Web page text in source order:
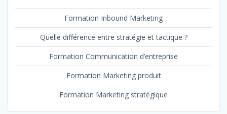
Formation Inbound Marketing
Quelle différence entre stratégie et tactique ?
Formation Communication d’entreprise
Formation Marketing produit
Formation Marketing stratégique